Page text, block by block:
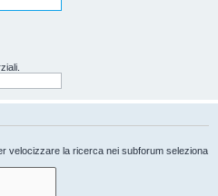
velocizzare la ricerca nei subforum seleziona